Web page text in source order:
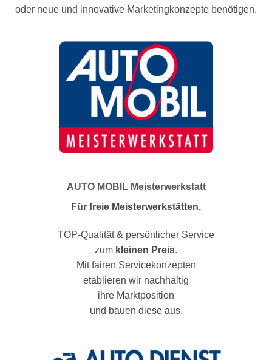
oder neue und innovative Marketingkonzepte benötigen.
AUTO MOBIL Meisterwerkstatt
Für freie Meisterwerkstätten.
TOP-Qualität & persönlicher Service
zum kleinen Preis.
Mit fairen Servicekonzepten
etablieren wir nachhaltig
ihre Marktposition
und bauen diese aus.